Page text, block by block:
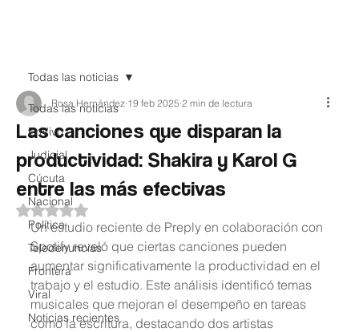
Todas las noticias
EnVivo
Judicial
Cúcuta
Nacional
Política
Teledenuncias
Frontera
Viral
Noticias recientes
Todas las noticias
Las canciones que disparan la
productividad: Shakira y Karol G
entre las más efectivas
Rosa Hernández 19 feb 2025 2 min de lectura
Obtuvo NaN de 5 estrellas.
Un estudio reciente de Preply en colaboración con
Spotify reveló que ciertas canciones pueden
aumentar significativamente la productividad en el
trabajo y el estudio. Este análisis identificó temas
musicales que mejoran el desempeño en tareas
como la escritura, destacando dos artistas